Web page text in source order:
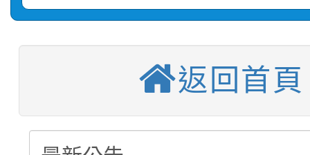
學年度第1學期第7次代
結果(第11招)
【甄選結果(第3招)】
學年度第1學期第9次
結果(第3招)
【甄選結果(第4招)】
學年度第1學期第9次
結果(第4招)
【甄選結果(第12招)】
學年度第1學期第7次代
轉知：桃園市115學年
返回首頁